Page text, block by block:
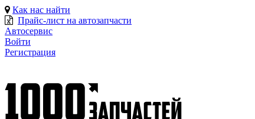
Как нас найти
Прайс-лист на автозапчасти
Автосервис
Войти
Регистрация